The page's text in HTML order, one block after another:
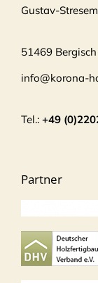
Gustav-
51469
info@korona-
Tel.: +49
Partner